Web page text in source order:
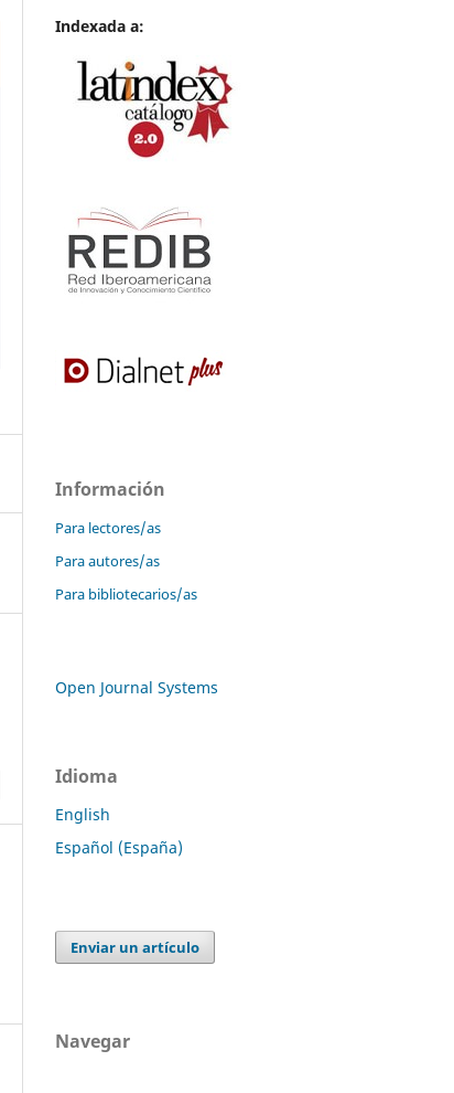
Indexada a:
Información
Para lectores/as
Para autores/as
Para bibliotecarios/as
Open Journal Systems
Idioma
English
Español (España)
Enviar un artículo
Navegar